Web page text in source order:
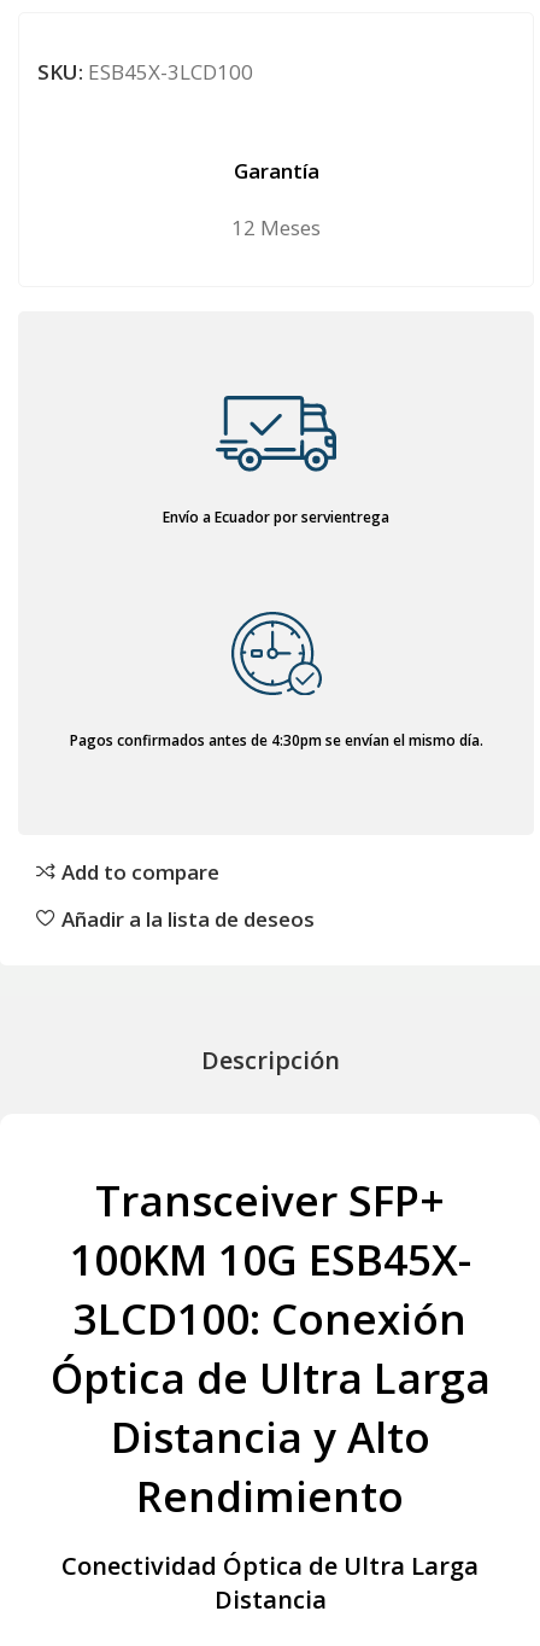
SKU: ESB45X-3LCD100
Garantía
12 Meses
Envío a Ecuador por servientrega
Pagos confirmados antes de 4:30pm se envían el mismo día.
Add to compare
Añadir a la lista de deseos
Descripción
Transceiver SFP+
100KM 10G ESB45X-
3LCD100: Conexión
Óptica de Ultra Larga
Distancia y Alto
Rendimiento
Conectividad Óptica de Ultra Larga
Distancia